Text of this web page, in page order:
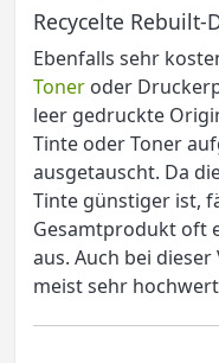
Recycelte
Ebenfalls sehr
Toner oder
leer gedruckte
Tinte oder Toner
ausgetauscht. Da
Tinte günstiger ist,
Gesamtprodukt oft
aus. Auch bei
meist sehr